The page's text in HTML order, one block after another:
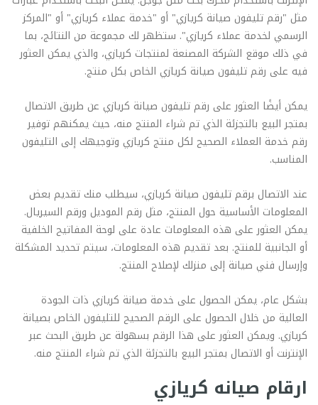
مثل "رقم تليفون صيانة كريازي" أو "خدمة عملاء كريازي" أو "المركز
الرسمي لخدمة عملاء كريازي". ستظهر لك مجموعة من النتائج، بما
في ذلك موقع الشركة المصنعة لمنتجات كريازي، والذي يمكن العثور
فيه على رقم تليفون صيانة كريازي الخاص بكل منتج.
يمكن أيضًا العثور على رقم تليفون صيانة كريازي عن طريق الاتصال
بمتجر البيع بالتجزئة الذي تم شراء المنتج منه، حيث يمكنهم توفير
رقم خدمة العملاء الصحيح لكل منتج كريازي وتوجيهك إلى التليفون
المناسب.
عند الاتصال برقم تليفون صيانة كريازي، سيطلب منك تقديم بعض
المعلومات الأساسية حول المنتج، مثل رقم الموديل ورقم السيريال.
يمكن العثور على هذه المعلومات عادة على لوحة المفاتيح الخلفية
أو الجانبية للمنتج. بعد تقديم هذه المعلومات، سيتم تحديد المشكلة
وإرسال فني صيانة إلى منزلك لإصلاح المنتج.
بشكل عام، يمكن الحصول على خدمة صيانة كريازي ذات الجودة
العالية من خلال الحصول على الرقم الصحيح للتليفون الخاص بصيانة
كريازي. ويمكن العثور على هذا الرقم بسهولة عن طريق البحث عبر
الإنترنت أو الاتصال بمتجر البيع بالتجزئة الذي تم شراء المنتج منه.
ارقام صيانه كريازي